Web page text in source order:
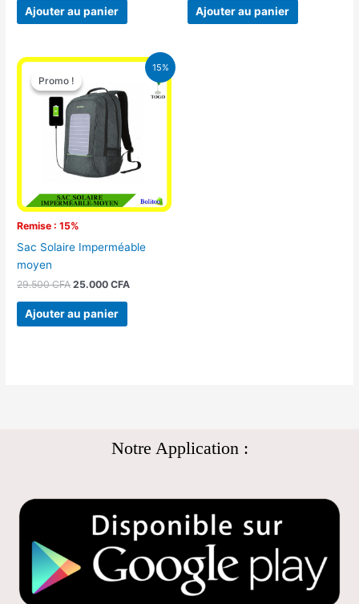
Ajouter au panier Ajouter au panier
15%
Promo !
Remise : 15%
Promo !
Sac Solaire Imperméable
moyen
29.500CFA
Le
prix
initial
était :
29.500 CFA.
25.000CFA
Le
prix
actuel
Ajouter au panier
Notre Application :